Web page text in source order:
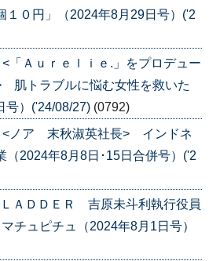
１０円」（2024年8月29日号）('2
「Ａｕｒｅｌｉｅ.」をプロデュー
トラブルに悩む女性を救いた
号）('24/08/27) (0792)
<ノア 末秋淑英社長> インドネ
（2024年8月8日･15日合併号）('2
ＬＡＤＤＥＲ 吉原未斗利執行役員
チュピチュ（2024年8月1日号）